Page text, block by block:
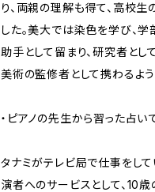
り、両親の理解も得て、高校
した。美大では染色を学び、
助手として留まり、研究者と
美術の監修者として携わるよう
・ピアノの先生から習った占い
タナミがテレビ局で仕事をし
演者へのサービスとして、10